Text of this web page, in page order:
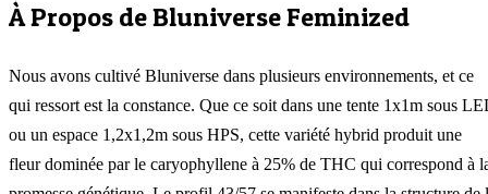
À Propos de Bluniverse Feminized
Nous avons cultivé Bluniverse dans plusieurs environnements, et ce
qui ressort est la constance. Que ce soit dans une tente 1x1m sous
ou un espace 1,2x1,2m sous HPS, cette variété hybrid produit une
fleur dominée par le caryophyllene à 25% de THC qui correspond à